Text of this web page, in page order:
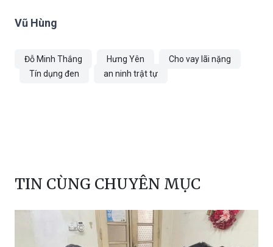
Vũ Hùng
Đỗ Minh Thắng Hưng Yên
Cho vay lãi nặng
Tín dụng đen
an ninh trật tự
TIN CÙNG CHUYÊN MỤC